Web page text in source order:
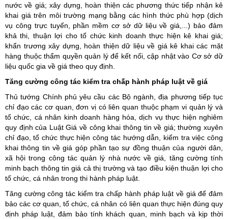
nước về giá; xây dựng, hoàn thiện các phương thức tiếp nhận kê
khai giá trên môi trường mạng bằng các hình thức phù hợp (dịch
vụ công trực tuyến, phần mềm cơ sở dữ liệu về giá,...) bảo đảm
khả thi, thuận lợi cho tổ chức kinh doanh thực hiện kê khai giá;
khẩn trương xây dựng, hoàn thiện dữ liệu về giá kê khai các mặt
hàng thuộc thẩm quyền quản lý để kết nối, cập nhật vào Cơ sở dữ
liệu quốc gia về giá theo quy định.
Tăng cường công tác kiểm tra chấp hành pháp luật về giá
Thủ tướng Chính phủ yêu cầu các Bộ ngành, địa phương tiếp tục
chỉ đạo các cơ quan, đơn vị có liên quan thuộc phạm vi quản lý và
tổ chức, cá nhân kinh doanh hàng hóa, dịch vụ thực hiện nghiêm
quy định của Luật Giá về công khai thông tin về giá; thường xuyên
chỉ đạo, tổ chức thực hiện công tác hướng dẫn, kiểm tra việc công
khai thông tin về giá góp phần tạo sự đồng thuận của người dân,
xã hội trong công tác quản lý nhà nước về giá, tăng cường tính
minh bạch thông tin giá cả thị trường và tạo điều kiện thuận lợi cho
tổ chức, cá nhân trong thi hành pháp luật.
Tăng cường công tác kiểm tra chấp hành pháp luật về giá để đảm
bảo các cơ quan, tổ chức, cá nhân có liên quan thực hiện đúng quy
định pháp luật, đảm bảo tính khách quan, minh bạch và kịp thời